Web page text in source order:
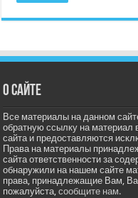
О сайте
Все материалы на данном
обратную ссылку на материал
сайта и предоставляются
Права на материалы
сайта ответственности за
обнаружили на нашем сайте
права, принадлежащие Вам,
пожалуйста,сообщите нам.